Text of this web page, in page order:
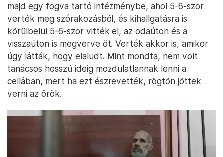
majd egy fogva tartó intézménybe, ahol 5-6-szor
verték meg szórakozásból, és kihallgatásra is
körülbelül 5-6-szor vitték el, az odaúton és a
visszaúton is megverve őt. Verték akkor is, amikor
úgy látták, hogy elaludt. Mint mondta, nem volt
tanácsos hosszú ideig mozdulatlannak lenni a
cellában, mert ha ezt észrevették, rögtön jöttek
verni az őrök.